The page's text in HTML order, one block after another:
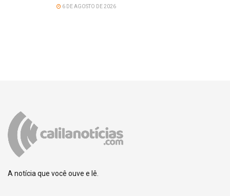
6 DE AGOSTO DE 2026
A notícia que você ouve e lê.